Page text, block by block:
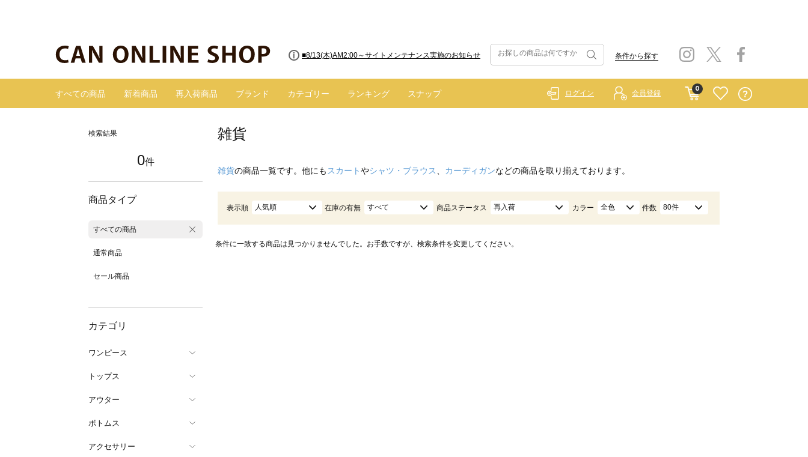
■8/13(木)AM2:00～サイトメンテナンス実施のお知らせ 条件から探す
すべての商品 新着商品 再入荷商品 ブランド カテゴリー ランキング スナップ
0
ログイン 会員登録
検索結果
0件
商品タイプ
すべての商品
通常商品
セール商品
カテゴリ
ワンピース
トップス
アウター
ボトムス
アクセサリー
雑貨
雑貨の商品一覧です。他にも スカートやシャツ・ブラウス カーディガンなどの商品を取り揃えております。
表示順 人気順 在庫の有無 すべて 商品ステータス 再入荷 カラー 全色 件数 80件
条件に一致する商品は見つかりませんでした。お手数ですが、検索条件を変更してください。